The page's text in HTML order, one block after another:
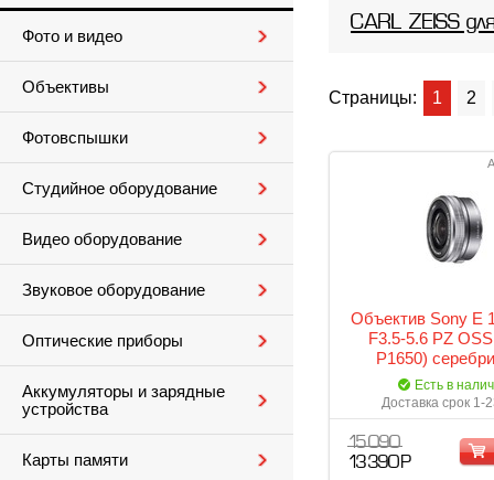
Фото и видео
Объективы
Фотовспышки
Студийное оборудование
Видео оборудование
Звуковое оборудование
Оптические приборы
Аккумуляторы и зарядные
устройства
Карты памяти
CARL ZEISS
Страницы: 1 2
Объектив Sony E
F3.5-5.6 PZ
P1650)
Есть в
Доставка срок 1-
15 090
13 390 Р